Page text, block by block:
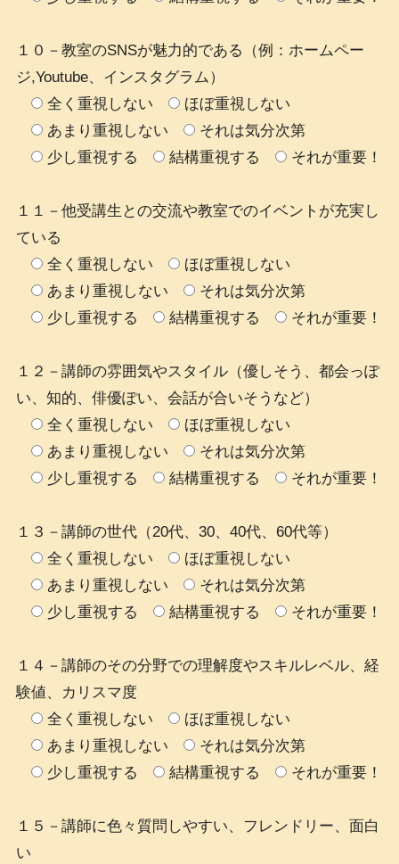
１０－教室のSNSが魅力的である（例：ホームペー
ジ,Youtube、インスタグラム）
全く重視しない
ほぼ重視しない
あまり重視しない
それは気分次第
少し重視する
結構重視する それが重要！
１１－他受講生との交流や教室でのイベントが充実し
ている
全く重視しない
ほぼ重視しない
あまり重視しない
それは気分次第
少し重視する
結構重視する それが重要！
１２－講師の雰囲気やスタイル（優しそう、都会っぽ
い、知的、俳優ぽい、会話が合いそうなど）
全く重視しない
ほぼ重視しない
あまり重視しない
それは気分次第
少し重視する
結構重視する それが重要！
１３－講師の世代（20代、30、40代、60代等）
全く重視しない
ほぼ重視しない
あまり重視しない
それは気分次第
少し重視する
結構重視する それが重要！
１４－講師のその分野での理解度やスキルレベル、経
験値、カリスマ度
全く重視しない
ほぼ重視しない
あまり重視しない
それは気分次第
少し重視する
結構重視する それが重要！
１５－講師に色々質問しやすい、フレンドリー、面白
い